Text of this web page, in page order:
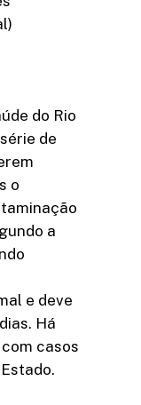
do Rio
de
o
a
e deve
Há
casos